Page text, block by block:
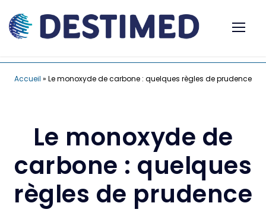
Accueil » Le monoxyde de carbone : quelques règles de prudence
Le monoxyde de
carbone : quelques
règles de prudence